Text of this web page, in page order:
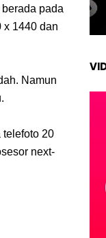
pada
x 1440 dan
Namun
telefoto 20
next-